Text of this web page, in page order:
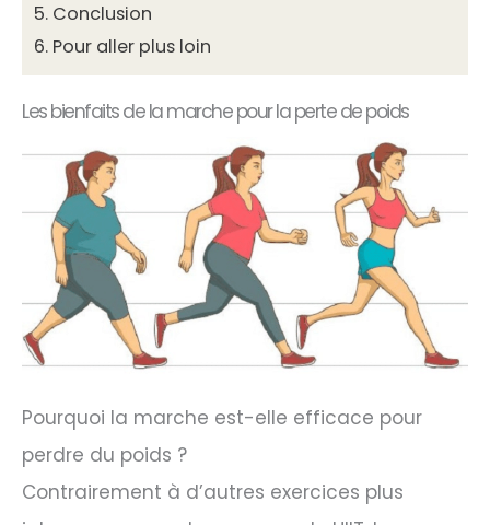
5. Conclusion
6. Pour aller plus loin
Les bienfaits de la marche pour la perte de poids
Pourquoi la marche est-elle efficace pour
perdre du poids ?
Contrairement à d’autres exercices plus